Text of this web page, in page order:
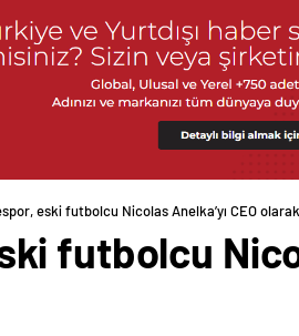
eski futbolcu Nicolas Anelka’yı CEO
futbolcu